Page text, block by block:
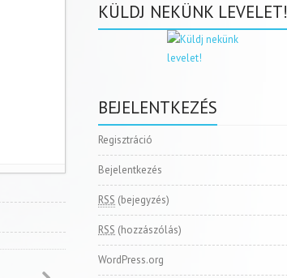
KÜLDJ NEKÜNK LEVELET!
BEJELENTKEZÉS
Regisztráció
Bejelentkezés
RSS (bejegyzés)
RSS (hozzászólás)
WordPress.org